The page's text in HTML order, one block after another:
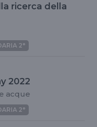
ricerca della
2°
2022
acque
2°